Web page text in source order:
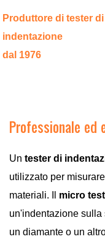
Produttore di tester di
indentazione
dal 1976
Professionale ed
Un tester di
utilizzato per
materiali. Il micro
un'indentazione
un diamante o un